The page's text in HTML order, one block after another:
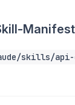
skills/api-